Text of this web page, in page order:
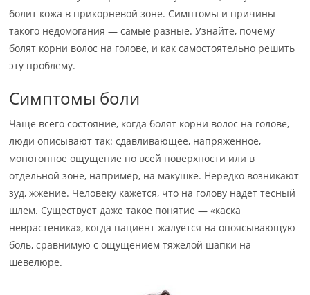
болит кожа в прикорневой зоне. Симптомы и причины
такого недомогания — самые разные. Узнайте, почему
болят корни волос на голове, и как самостоятельно решить
эту проблему.
Симптомы боли
Чаще всего состояние, когда болят корни волос на голове,
люди описывают так: сдавливающее, напряженное,
монотонное ощущение по всей поверхности или в
отдельной зоне, например, на макушке. Нередко возникают
зуд, жжение. Человеку кажется, что на голову надет тесный
шлем. Существует даже такое понятие — «каска
неврастеника», когда пациент жалуется на опоясывающую
боль, сравнимую с ощущением тяжелой шапки на
шевелюре.